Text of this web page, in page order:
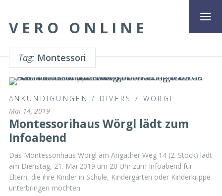
VERO ONLINE
Tag: Montessori
ANKÜNDIGUNGEN / DIVERS / WÖRGL
Mai 14, 2019
Montessorihaus Wörgl lädt zum
Infoabend
Das Montessorihaus Wörgl am Angather Weg 14 (2. Stock) lädt
am Dienstag, 21. Mai 2019 um 20 Uhr zum Infoabend für
Eltern, die ihre Kinder in Schule, Kindergarten oder Kinderkrippe
unterbringen möchten.